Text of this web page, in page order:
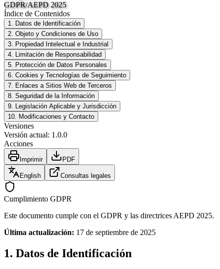
GDPR/AEPD 2025
Índice de Contenidos
1. Datos de Identificación
2. Objeto y Condiciones de Uso
3. Propiedad Intelectual e Industrial
4. Limitación de Responsabilidad
5. Protección de Datos Personales
6. Cookies y Tecnologías de Seguimiento
7. Enlaces a Sitios Web de Terceros
8. Seguridad de la Información
9. Legislación Aplicable y Jurisdicción
10. Modificaciones y Contacto
Versiones
Versión actual: 1.0.0
Acciones
Imprimir PDF
English Consultas legales
Cumplimiento GDPR
Este documento cumple con el GDPR y las directrices AEPD 2025.
Última actualización: 17 de septiembre de 2025
1. Datos de Identificación